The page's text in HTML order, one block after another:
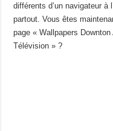
différents d’un navigateur à
partout. Vous êtes
page « Wallpapers
Télévision » ?